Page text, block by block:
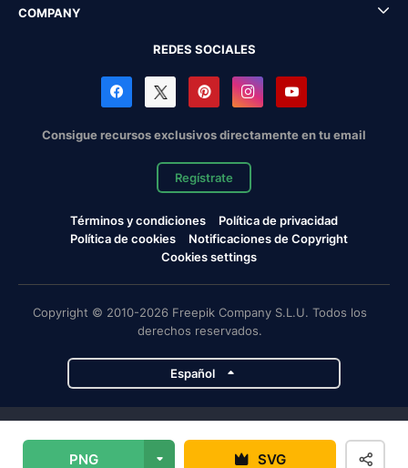
PNG SVG
COMPANY
REDES SOCIALES
Consigue recursos exclusivos directamente en tu email
Regístrate
Términos y condiciones
Política de privacidad
Política de cookies
Notificaciones de Copyright
Cookies settings
Copyright © 2010-2026 Freepik Company S.L.U. Todos los
derechos reservados.
Español